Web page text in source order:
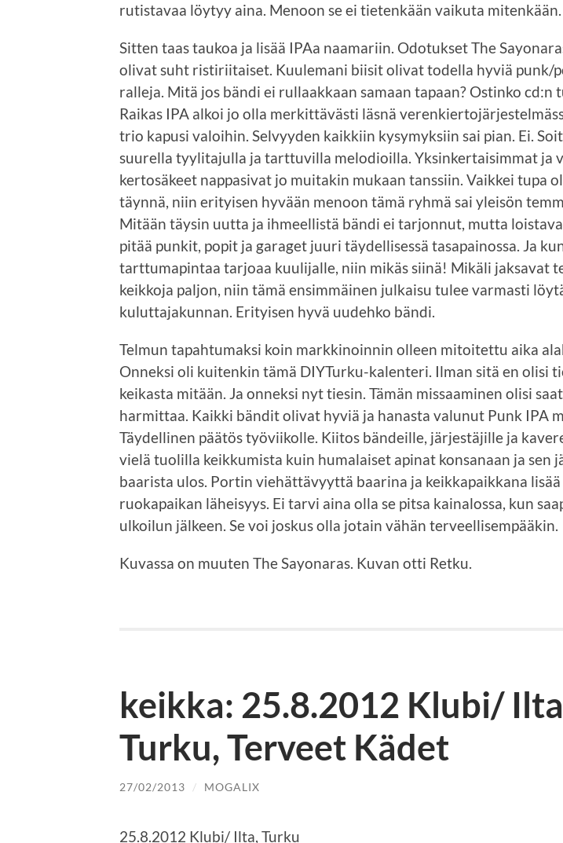
rutistavaa löytyy aina. Menoon se ei tietenkään vaikuta mitenkään.
Sitten taas taukoa ja lisää IPAa naamariin. Odotukset The
olivat suht ristiriitaiset. Kuulemani biisit olivat todella hyviä punk/
ralleja. Mitä jos bändi ei rullaakkaan samaan tapaan? Ostinko cd:n
Raikas IPA alkoi jo olla merkittävästi läsnä
trio kapusi valoihin. Selvyyden kaikkiin kysymyksiin sai pian. Ei.
suurella tyylitajulla ja tarttuvilla melodioilla. Yksinkertaisimmat ja
kertosäkeet nappasivat jo muitakin mukaan tanssiin. Vaikkei tupa
täynnä, niin erityisen hyvään menoon tämä ryhmä sai yleisön
Mitään täysin uutta ja ihmeellistä bändi ei tarjonnut, mutta
pitää punkit, popit ja garaget juuri täydellisessä tasapainossa. Ja
tarttumapintaa tarjoaa kuulijalle, niin mikäs siinä! Mikäli jaksavat
keikkoja paljon, niin tämä ensimmäinen julkaisu tulee varmasti
kuluttajakunnan. Erityisen hyvä uudehko bändi.
Telmun tapahtumaksi koin markkinoinnin olleen mitoitettu aika
Onneksi oli kuitenkin tämä DIYTurku-kalenteri. Ilman sitä en olisi
keikasta mitään. Ja onneksi nyt tiesin. Tämän missaaminen olisi
harmittaa. Kaikki bändit olivat hyviä ja hanasta valunut Punk IPA
Täydellinen päätös työviikolle. Kiitos bändeille, järjestäjille ja
vielä tuolilla keikkumista kuin humalaiset apinat konsanaan ja sen
baarista ulos. Portin viehättävyyttä baarina ja keikkapaikkana
ruokapaikan läheisyys. Ei tarvi aina olla se pitsa kainalossa, kun
ulkoilun jälkeen. Se voi joskus olla jotain vähän terveellisempääkin.
Kuvassa on muuten The Sayonaras. Kuvan otti Retku.
keikka: 25.8.2012 Klubi/
Turku, Terveet Kädet
27/02/2013 / MOGALIX
25.8.2012 Klubi/ Ilta, Turku